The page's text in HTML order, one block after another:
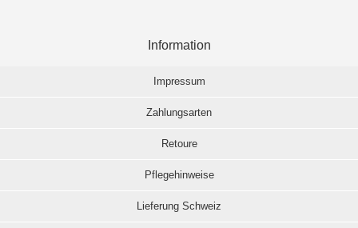
Information
Impressum
Zahlungsarten
Retoure
Pflegehinweise
Lieferung Schweiz